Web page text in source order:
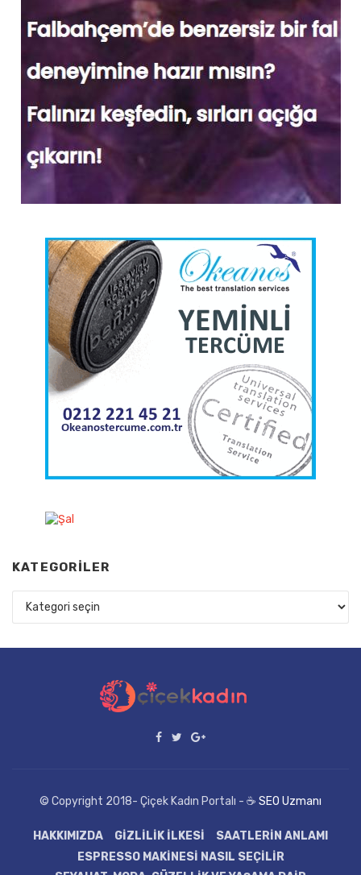
KATEGORILER
© Copyright 2018- Çiçek Kadın Portalı - ☕ SEO Uzmanı
HAKKIMIZDA GIZLILIK İLKESI
SAATLERIN ANLAMI
ESPRESSO MAKINESI NASIL SEÇILIR